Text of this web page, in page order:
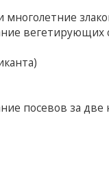
вегетирующих
посевов за